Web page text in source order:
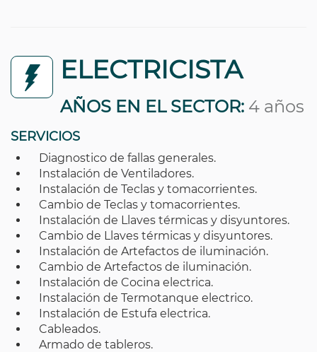
ELECTRICISTA
AÑOS EN EL SECTOR: 4 años
SERVICIOS
Diagnostico de fallas generales.
Instalación de Ventiladores.
Instalación de Teclas y tomacorrientes.
Cambio de Teclas y tomacorrientes.
Instalación de Llaves térmicas y disyuntores.
Cambio de Llaves térmicas y disyuntores.
Instalación de Artefactos de iluminación.
Cambio de Artefactos de iluminación.
Instalación de Cocina electrica.
Instalación de Termotanque electrico.
Instalación de Estufa electrica.
Cableados.
Armado de tableros.